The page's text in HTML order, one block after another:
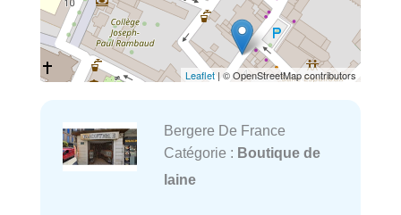
Leaflet | © OpenStreetMap contributors
Bergere De France
Catégorie : Boutique de
laine